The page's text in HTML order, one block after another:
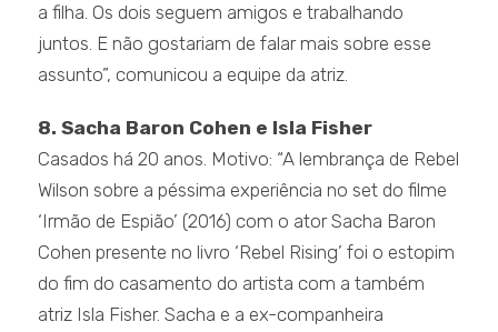
a filha. Os dois seguem amigos e trabalhando
juntos. E não gostariam de falar mais sobre esse
assunto”, comunicou a equipe da atriz.
8. Sacha Baron Cohen e Isla Fisher
Casados há 20 anos. Motivo: “A lembrança de Rebel
Wilson sobre a péssima experiência no set do filme
‘Irmão de Espião’ (2016) com o ator Sacha Baron
Cohen presente no livro ‘Rebel Rising’ foi o estopim
do fim do casamento do artista com a também
atriz Isla Fisher. Sacha e a ex-companheira